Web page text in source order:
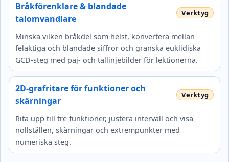
Bråkförenklare & blandade
talomvandlare
Minska vilken bråkdel som helst, konvertera mellan
felaktiga och blandade siffror och granska euklidiska
GCD-steg med paj- och tallinjebilder för lektionerna.
2D-grafritare för funktioner och
skärningar
Rita upp till tre funktioner, justera intervall och visa
nollställen, skärningar och extrempunkter med
numeriska steg.